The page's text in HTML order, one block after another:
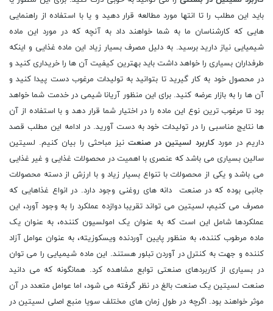
باید این مطلب را تا انتها مورد مطالعه قرار دهید و یا با استفاده از راهنمایی
هایی که کارشناسان ما به شما خواهند داد به آنچه که در مورد این ماده
شیمیایی نیاز دارید برسید. به دلیل مصرف بسیار زیاد این ماده غذایی و اینکه
طرفداران بسیاری را خواهد داشت باید بهترین کیفیت آن ها را خریداری کنید و
در محصول خود به کار گیرید تا بتوانید به تولیدات مرغوب دست پیدا کنید و
آن ها را به بازار عرضه کنید. برای این منظور آریانا شیمی در خدمت شما خواهد
بود تا مرغوب ترین نوع این ماده را در اختیار شما قرار دهد و با استفاده از آن
ها نتایج مناسبی را در تولیدات خود به دست آورید. در ادامه این مطلب قصد
داریم در موردکاربرد لسیتین در صنعت نیز مباحثی را بیان کنیم. لسیتین
سالین بسیاری می باشد که عنصری با اهمیت در محصولات غذایی و غیر غذایی
می باشد و یکی از محصولات با تنواع بسیار زیاد و با ارزش از دسته محصولات
جانبی بوده که در صنعت دانه های روغنی وجود دارد. در انواع غذاهایی که
مصرف می کنیم، لسیتین می تواند تقریبا دوازده عملکرد را به وجود آورد، این
عملکردها شامل این است که به عنوان یک امولسیون کننده، به عنوان یک
ماده مرطوب کننده، به منظور پایین آوردنده ویسکوزیته، به عنوان عوامل آزاد
کننده و جهت به کنترل در آوردن تبلور هستند. این ماده شیمیایی را می توان
در بسیاری از کاربردهای صنعتی توابع مشاهده کرد. همانگونه که می دانید
صنعت لسیتین یک صنعت بالغ در نظر گرفته می شود، اما عوامل متعدد در آن
موثر خواهند بود. اگرچه در طول زمان های مختلف سویا منبع اصلی لسیتین در